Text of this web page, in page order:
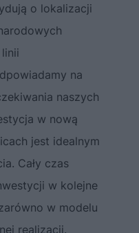
o lokalizacji
na
naszych
w nową
jest idealnym
Cały czas
w kolejne
w modelu
realizacji.